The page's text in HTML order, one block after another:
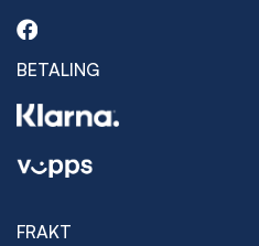
BETALING
FRAKT